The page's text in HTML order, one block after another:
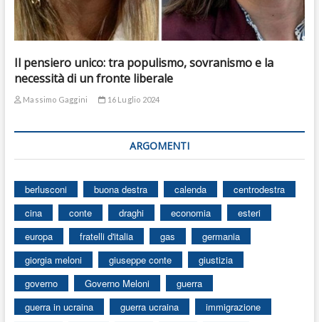
Il pensiero unico: tra populismo, sovranismo e la
necessità di un fronte liberale
Massimo Gaggini 16 Luglio 2024
ARGOMENTI
berlusconi buona destra calenda
centrodestra
cina
conte draghi economia
esteri
europa
fratelli d'italia gas
germania
giorgia meloni
giuseppe conte
giustizia
governo
Governo Meloni
guerra
guerra in ucraina
guerra ucraina
immigrazione